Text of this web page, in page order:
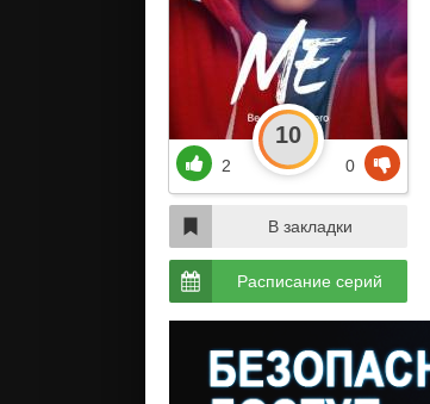
2
10
0
В закладки
Расписание серий